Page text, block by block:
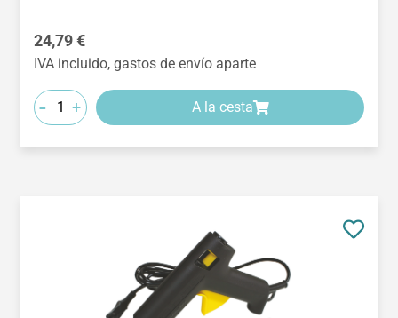
Precio normal:
24,79 €
IVA incluido, gastos de envío aparte
- + A la cesta